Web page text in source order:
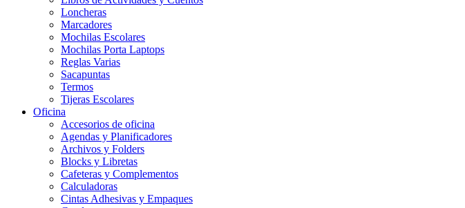
Loncheras
Marcadores
Mochilas Escolares
Mochilas Porta Laptops
Reglas Varias
Sacapuntas
Termos
Tijeras Escolares
Oficina
Accesorios de oficina
Agendas y Planificadores
Archivos y Folders
Blocks y Libretas
Cafeteras y Complementos
Calculadoras
Cintas Adhesivas y Empaques